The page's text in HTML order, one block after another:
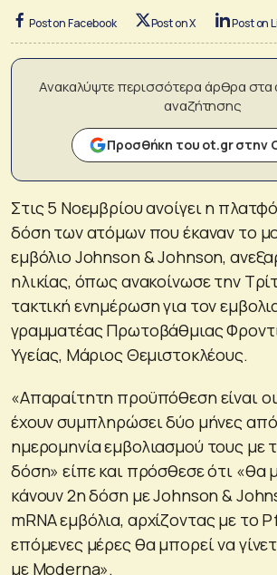
Post on Facebook Post on X Post on
Ανακαλύψτε περισσότερα άρθρα στα
αναζήτησης
Προσθήκη του ot.gr στην
Στις 5 Νοεμβρίου ανοίγει η
δόση των ατόμων που έκαναν το
εμβόλιο Johnson & Johnson,
ηλικίας, όπως ανακοίνωσε την
τακτική ενημέρωση για τον
γραμματέας Πρωτοβάθμιας
Υγείας, Μάριος Θεμιστοκλέους.
«Απαραίτητη προϋπόθεση είναι
έχουν συμπληρώσει δύο μήνες
ημερομηνία εμβολιασμού τους με
δόση» είπε και πρόσθεσε ότι «θα
κάνουν 2η δόση με Johnson &
mRNA εμβόλια, αρχίζοντας με το
επόμενες μέρες θα μπορεί να
με Moderna».